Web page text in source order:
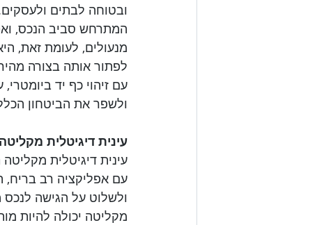
ובטוחה לבתים
המתרחש סביב הנכס,
מנעולים, לעומת זאת,
לפתור אותה בצורה
עם זיהוי כף יד
ולשפר את הביטחון
עינית דיגיטלית
עינית דיגיטלית
עם אפליקציה רב בריח,
ולשלוט על הגישה לנכס
מקליטה יכולה להיות